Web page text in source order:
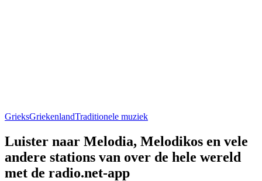
GrieksGriekenlandTraditionele muziek
Luister naar Melodia, Melodikos en vele
andere stations van over de hele wereld
met de radio.net-app